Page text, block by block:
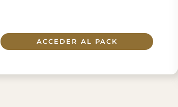
ACCEDER AL PACK